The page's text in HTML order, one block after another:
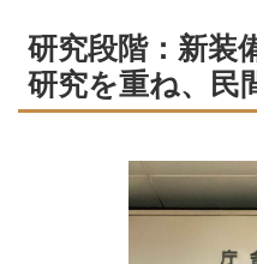
研究段階：新装
研究を重ね、民